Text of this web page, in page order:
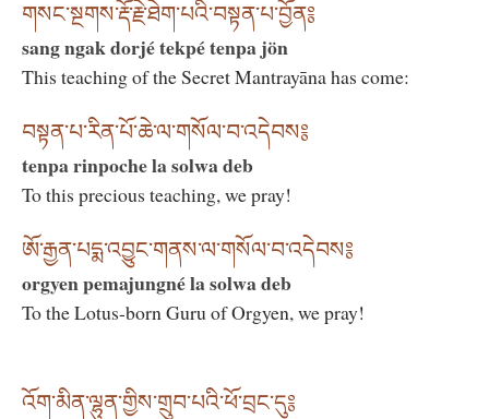
གསང་སྔགས་རྡོ་རྗེ་ཐེག་པའི་བསྟན་པ་བྱོན༔
sang ngak dorjé tekpé tenpa jön
This teaching of the Secret Mantrayāna has come:
བསྟན་པ་རིན་པོ་ཆེ་ལ་གསོལ་བ་འདེབས༔
tenpa rinpoche la solwa deb
To this precious teaching, we pray!
ཨོ་རྒྱན་པདྨ་འབྱུང་གནས་ལ་གསོལ་བ་འདེབས༔
orgyen pemajungné la solwa deb
To the Lotus-born Guru of Orgyen, we pray!
འོག་མིན་ལྷུན་གྱིས་གྲུབ་པའི་ཕོ་བྲང་དུ༔